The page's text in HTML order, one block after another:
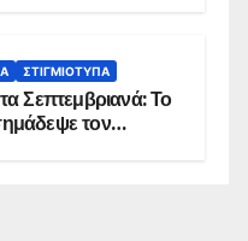
ΣΤΙΓΜΙΌΤΥΠΑ
Σεπτεμβριανά: Το
τον